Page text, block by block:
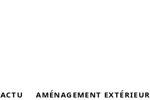
ACTU AMÉNAGEMENT EXTÉRIEUR